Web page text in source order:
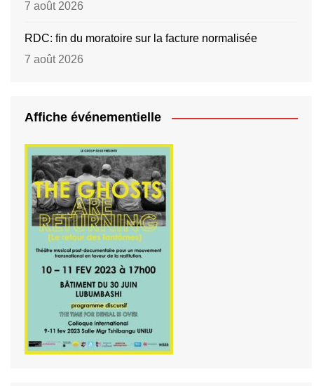
7 août 2026
RDC: fin du moratoire sur la facture normalisée
7 août 2026
Affiche événementielle